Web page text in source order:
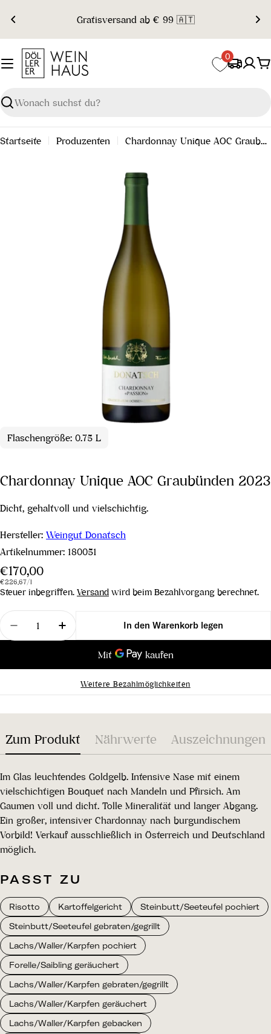
Inhalt
springen
Gratisversand ab € 99 🇦🇹
Suchen
0
Startseite Produzenten Chardonnay Unique AOC Graubünden 2023
Flaschengröße: 0.75 L
Chardonnay Unique AOC Graubünden 2023
Dicht, gehaltvoll und vielschichtig.
Hersteller: Weingut Donatsch
Artikelnummer: 180051
Regulärer
Preis
€170,00
Stückpreis
€226,67/pro
l
Steuer inbegriffen. Versand wird beim Bezahlvorgang berechnet.
Menge
Menge für Chardonnay Unique AOC
Menge für Chardonnay Unique AOC
In den Warenkorb legen
Weitere Bezahlmöglichkeiten
Zum Produkt Nährwerte Auszeichnungen
Im Glas leuchtendes Goldgelb. Intensive Nase mit einem
vielschichtigen Bouquet nach Mandeln und Pfirsich. Am
Gaumen voll und dicht. Tolle Mineralität und langer Abgang.
Ein großer, intensiver Chardonnay nach burgundischem
Vorbild! Verkauf ausschließlich in Österreich und Deutschland
möglich.
PASST ZU
Risotto Kartoffelgericht
Steinbutt/Seeteufel pochiert
Steinbutt/Seeteufel gebraten/gegrillt
Lachs/Waller/Karpfen pochiert
Forelle/Saibling geräuchert
Lachs/Waller/Karpfen gebraten/gegrillt
Lachs/Waller/Karpfen geräuchert
Lachs/Waller/Karpfen gebacken